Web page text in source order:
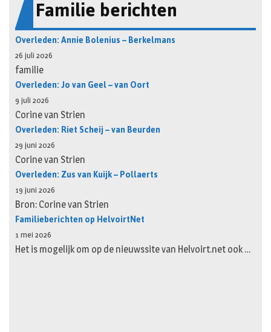
Familie berichten
Overleden: Annie Bolenius – Berkelmans
26 juli 2026
familie
Overleden: Jo van Geel – van Oort
9 juli 2026
Corine van Strien
Overleden: Riet Scheij – van Beurden
29 juni 2026
Corine van Strien
Overleden: Zus van Kuijk – Pollaerts
19 juni 2026
Bron: Corine van Strien
Familieberichten op HelvoirtNet
1 mei 2026
Het is mogelijk om op de nieuwssite van Helvoirt.net ook …